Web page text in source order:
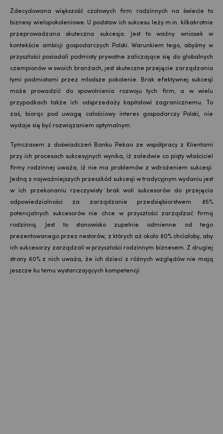
Zdecydowana większość czołowych firm rodzinnych na świecie to
biznesy wielopokoleniowe. U podstaw ich sukcesu leży m.in. kilkakrotnie
przeprowadzana skuteczna sukcesja. Jest to ważny wniosek w
kontekście ambicji gospodarczych Polski. Warunkiem tego, abyśmy w
przyszłości posiadali podmioty prywatne zaliczające się do globalnych
czempionów w swoich branżach, jest skuteczne przejęcie zarządzania
tymi podmiotami przez młodsze pokolenie. Brak efektywnej sukcesji
może prowadzić do spowolnienia rozwoju tych firm, a w wielu
przypadkach także ich odsprzedaży kapitałowi zagranicznemu. To
zaś, biorąc pod uwagę całościowy interes gospodarczy Polski, nie
wydaje się być rozwiązaniem optymalnym.
Tymczasem z doświadczeń Banku Pekao ze współpracy z Klientami
przy ich procesach sukcesyjnych wynika, iż zaledwie co piąty właściciel
firmy rodzinnej uważa, iż nie ma problemów z wdrożeniem sukcesji.
Jedną z najważniejszych przeszkód sukcesji w tradycyjnym wydaniu jest
w ich przekonaniu rzeczywisty brak woli sukcesorów do przejęcia
odpowiedzialności za zarządzanie przedsiębiorstwem. 85%
potencjalnych sukcesorów nie chce w przyszłości zarządzać firmą
rodzinną. Jest to stanowisko zupełnie odmienne od tego
prezentowanego przez nestorów, z których aż około 80% chciałoby, aby
ich sukcesorzy zarządzali w przyszłości rodzinnym biznesem. Z drugiej
strony 60% z nich uważa, że ich dzieci z różnych względów nie mają
jeszcze ku temu wystarczających kompetencji.